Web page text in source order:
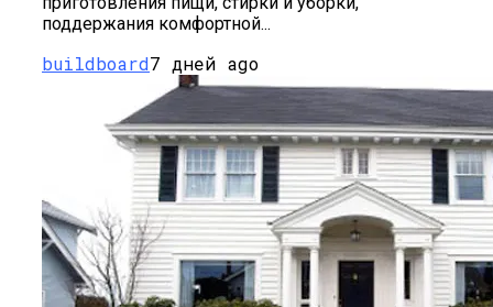
поддержания комфортной...
buildboard7 дней ago